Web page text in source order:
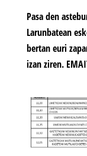
Pasa den
Larunbatean
bertan euri
izan ziren.